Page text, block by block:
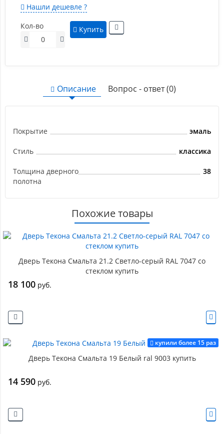
Нашли дешевле ?
Кол-во
Купить
Описание Вопрос - ответ (0)
Покрытие эмаль
Стиль классика
Толщина дверного
полотна
38
Похожие товары
Дверь Текона Смальта 21.2 Светло-серый RAL 7047 со
стеклом купить
18 100 руб.
купили более 15 раз
Дверь Текона Смальта 19 Белый ral 9003 купить
14 590 руб.